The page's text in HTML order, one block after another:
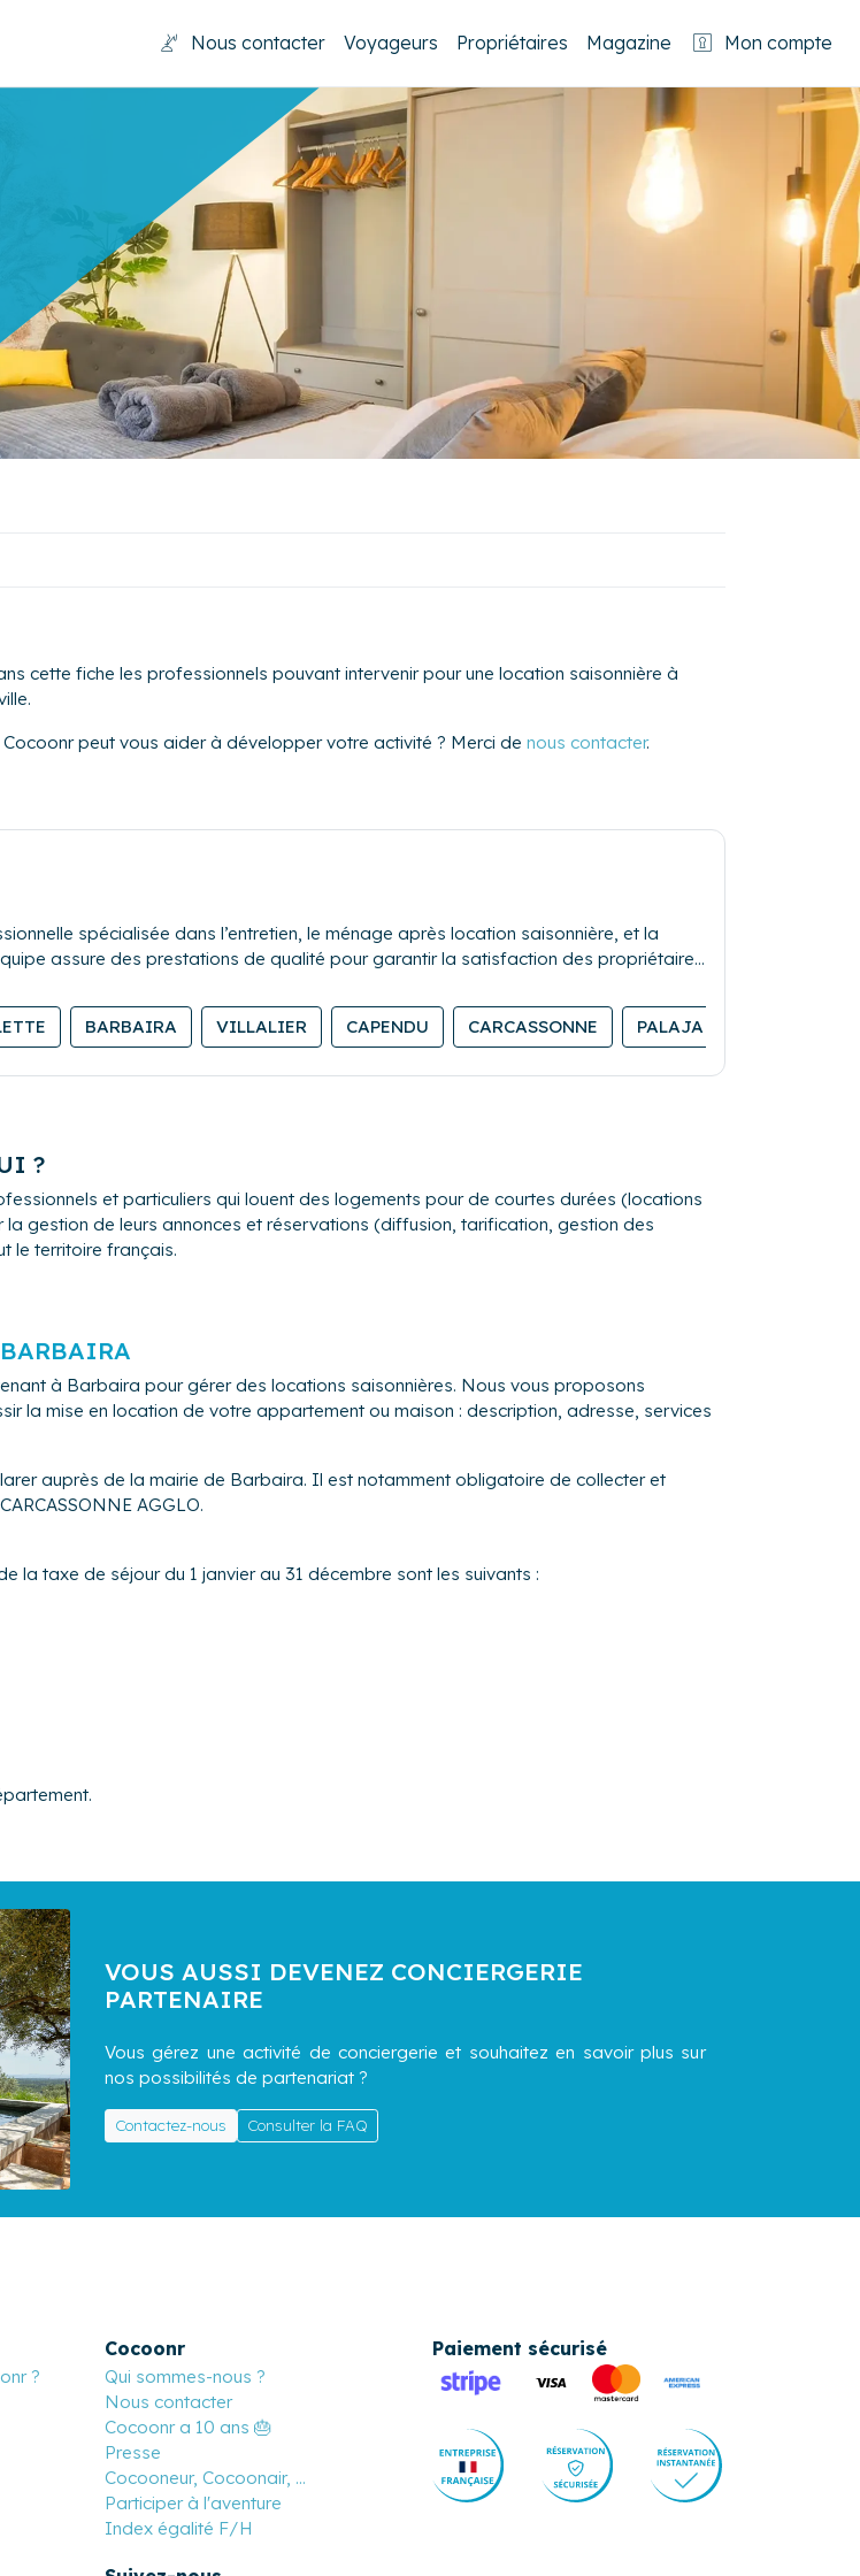
Nous contacter Voyageurs Propriétaires Magazine Mon compte
cette fiche les professionnels pouvant intervenir pour une location saisonnière à
peut vous aider à développer votre activité ? Merci de nous contacter.
spécialisée dans l’entretien, le ménage après location saisonnière, et la
assure des prestations de qualité pour garantir la satisfaction des propriétaires
BARBAIRA VILLALIER CAPENDU CARCASSONNE PALAJA
?
et particuliers qui louent des logements pour de courtes durées (locations
gestion de leurs annonces et réservations (diffusion, tarification, gestion des
le territoire français.
à Barbaira pour gérer des locations saisonnières. Nous vous proposons
la mise en location de votre appartement ou maison : description, adresse, services
auprès de la mairie de Barbaira. Il est notamment obligatoire de collecter et
AGGLO.
taxe de séjour du 1 janvier au 31 décembre sont les suivants :
VOUS AUSSI DEVENEZ CONCIERGERIE
PARTENAIRE
Vous gérez une activité de conciergerie et souhaitez en savoir plus sur
nos possibilités de partenariat ?
Contactez-nous Consulter la FAQ
?
Cocoonr
Qui sommes-nous ?
Nous contacter
Cocoonr a 10 ans 🎂
Presse
Cocooneur, Cocoonair, ...
Participer à l'aventure
Index égalité F/H
Paiement sécurisé